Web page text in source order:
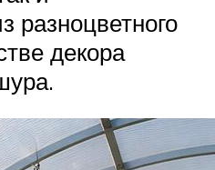
разноцветного
декора